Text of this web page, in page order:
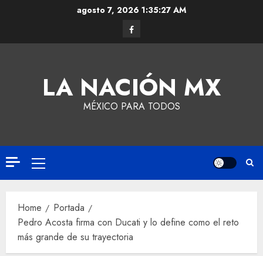
agosto 7, 2026 1:35:28 AM
LA NACIÓN MX
MÉXICO PARA TODOS
Home
Portada
Pedro Acosta firma con Ducati y lo define como el reto
más grande de su trayectoria